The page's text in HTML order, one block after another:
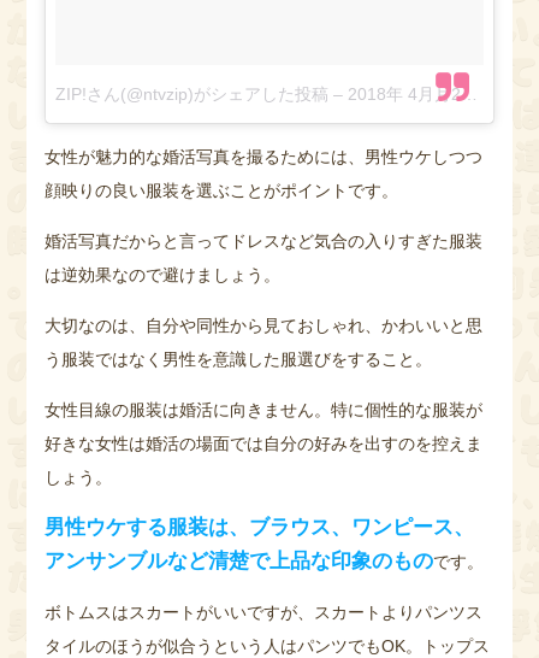
ZIP!さん(@ntvzip)がシェアした投稿 – 2018年 4月月26日午後11時48分PDT
女性が魅力的な婚活写真を撮るためには、男性ウケしつつ
顔映りの良い服装を選ぶことがポイントです。
婚活写真だからと言ってドレスなど気合の入りすぎた服装
は逆効果なので避けましょう。
大切なのは、自分や同性から見ておしゃれ、かわいいと思
う服装ではなく男性を意識した服選びをすること。
女性目線の服装は婚活に向きません。特に個性的な服装が
好きな女性は婚活の場面では自分の好みを出すのを控えま
しょう。
男性ウケする服装は、ブラウス、ワンピース、
アンサンブルなど清楚で上品な印象のものです。
ボトムスはスカートがいいですが、スカートよりパンツス
タイルのほうが似合うという人はパンツでもOK。トップス